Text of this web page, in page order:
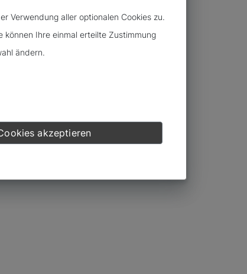
Verwendung aller optionalen Cookies zu.
können Ihre einmal erteilte Zustimmung
ändern.
akzeptieren